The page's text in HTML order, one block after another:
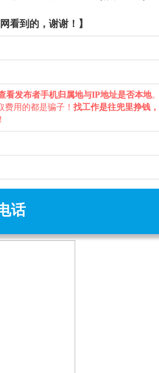
看到的，谢谢！】
看发布者手机归属地与IP地址是否本地
用的都是骗子！ 找工作是往兜里挣钱
话